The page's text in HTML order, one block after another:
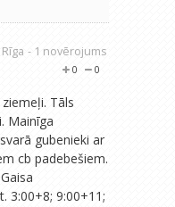
- 1 novērojums
0
0
Tāls
Mainīga
gubenieki ar
cb padebešiem.
3:00+8; 9:00+11;